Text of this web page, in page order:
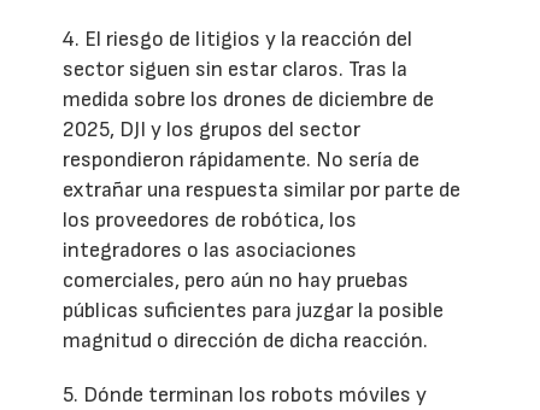
4. El riesgo de litigios y la reacción del
sector siguen sin estar claros. Tras la
medida sobre los drones de diciembre de
2025, DJI y los grupos del sector
respondieron rápidamente. No sería de
extrañar una respuesta similar por parte de
los proveedores de robótica, los
integradores o las asociaciones
comerciales, pero aún no hay pruebas
públicas suficientes para juzgar la posible
magnitud o dirección de dicha reacción.
5. Dónde terminan los robots móviles y